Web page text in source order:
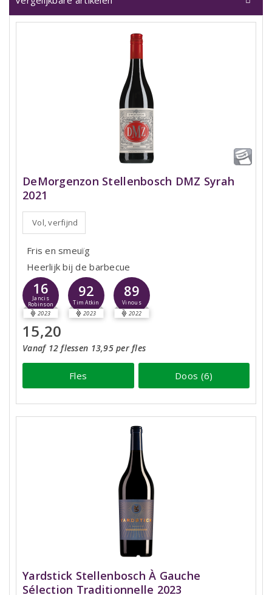
DeMorgenzon Stellenbosch DMZ Syrah
2021
Vol, verfijnd
Fris en smeuïg
Heerlijk bij de barbecue
16
Jancis
Robinson
2023
92
Tim Atkin
2023
89
Vinous
2022
15,20
Vanaf 12 flessen 13,95 per fles
Fles Doos (6)
Yardstick Stellenbosch À Gauche
Sélection Traditionnelle 2023